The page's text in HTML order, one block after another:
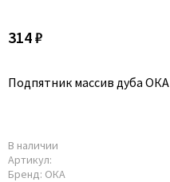
314 ₽
Подпятник массив дуба ОКА
В наличии
Артикул:
Бренд: ОКА